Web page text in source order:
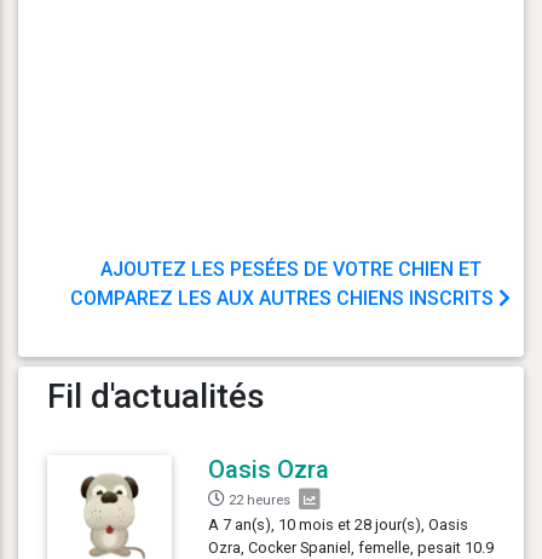
AJOUTEZ LES PESÉES DE VOTRE CHIEN ET
COMPAREZ LES AUX AUTRES CHIENS INSCRITS
Fil d'actualités
Oasis Ozra
22 heures
A 7 an(s), 10 mois et 28 jour(s), Oasis
Ozra, Cocker Spaniel, femelle, pesait 10.9